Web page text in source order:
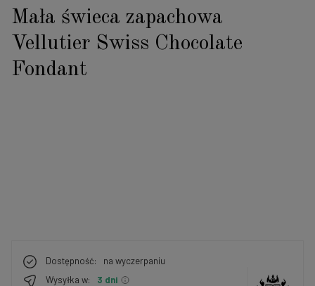
Mała świeca zapachowa
Vellutier Swiss Chocolate
Fondant
Dostępność:
na wyczerpaniu
Wysyłka w:
3 dni